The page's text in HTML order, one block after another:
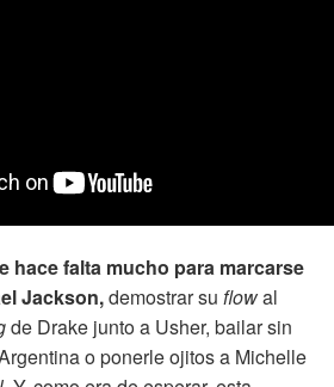
hace falta mucho para marcarse
Jackson,demostrar su flowal
de Drake junto a Usher, bailar sin
o ponerle ojitos a Michelle